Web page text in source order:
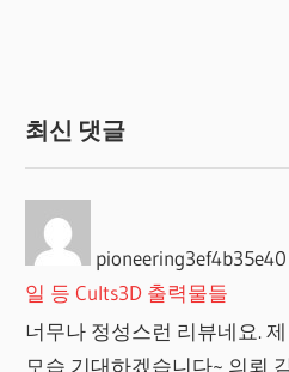
최신 댓글
pioneering3ef4b35e40
일 등 Cults3D 출력물들
너무나 정성스런 리뷰네요.
모습 기대하겠습니다~ 의뢰